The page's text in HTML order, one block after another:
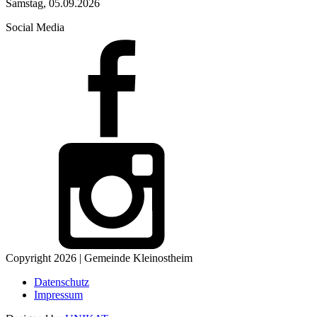
Samstag, 05.09.2026
Social Media
Copyright 2026 | Gemeinde Kleinostheim
Datenschutz
Impressum